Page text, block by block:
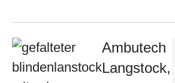
Ambutech
Langstock,